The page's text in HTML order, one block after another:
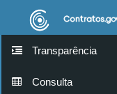
Transparência
Consulta